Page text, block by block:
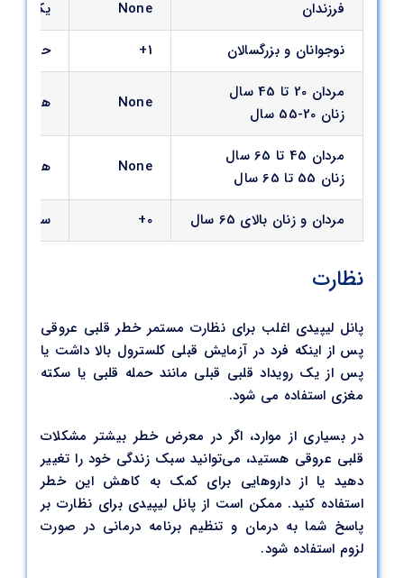
فرزندان
None
یک بار بین سنین 9 تا
نوجوانان و بزرگسالان
1+
حداقل هر 5 سال یکبار؛ اغلب بیشتر بر اساس
مردان 20 تا 45 سال
زنان 20-55 سال
None هر 4 تا 6 سال یکبار
مردان 45 تا 65 سال
زنان 55 تا 65 سال
None هر 1 تا 2 سال
مردان و زنان بالای 65 سال 0+ سالانه
نظارت
پانل لیپیدی اغلب برای نظارت مستمر خطر قلبی عروقی
پس از اینکه فرد در آزمایش قبلی کلسترول بالا داشت یا
پس از یک رویداد قلبی قبلی مانند حمله قلبی یا سکته
مغزی استفاده می شود.
در بسیاری از موارد، اگر در معرض خطر بیشتر مشکلات
قلبی عروقی هستید، می‌توانید سبک زندگی خود را تغییر
دهید یا از داروهایی برای کمک به کاهش این خطر
استفاده کنید. ممکن است از پانل لیپیدی برای نظارت بر
پاسخ شما به درمان و تنظیم برنامه درمانی در صورت
لزوم استفاده شود.